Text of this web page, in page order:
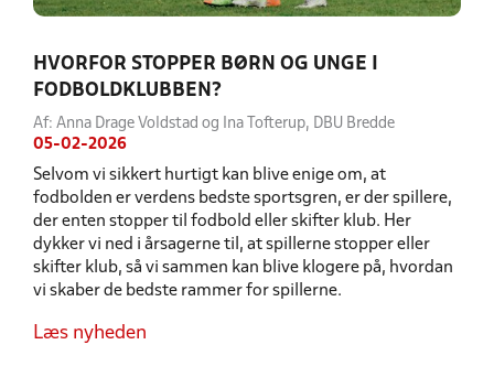
HVORFOR STOPPER BØRN OG UNGE I
FODBOLDKLUBBEN?
Af: Anna Drage Voldstad og Ina Tofterup, DBU Bredde
05-02-2026
Selvom vi sikkert hurtigt kan blive enige om, at
fodbolden er verdens bedste sportsgren, er der spillere,
der enten stopper til fodbold eller skifter klub. Her
dykker vi ned i årsagerne til, at spillerne stopper eller
skifter klub, så vi sammen kan blive klogere på, hvordan
vi skaber de bedste rammer for spillerne.
Læs nyheden